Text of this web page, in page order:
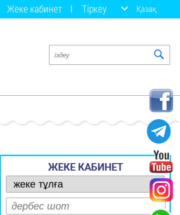
Жеке кабинет Тіркеу Қазақ
ЖЕКЕ КАБИНЕТ